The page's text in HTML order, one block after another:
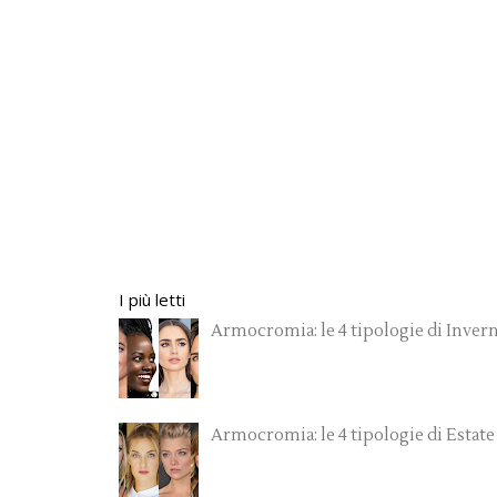
I più letti
Armocromia: le 4 tipologie di
Armocromia: le 4 tipologie di Estate